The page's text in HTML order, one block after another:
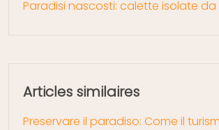
Paradisi nascosti: calette isolate
Articles similaires
Preservare il paradiso: Come il